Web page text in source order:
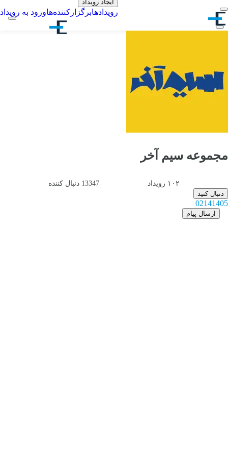
ایجاد رویداد
رویدادهابرگزارکننده‌هاورود به رویداد
مجموعه سیم آخر
۱۰۲ رویداد 13347 دنبال کننده
دنبال کنید
02141405
ارسال پیام